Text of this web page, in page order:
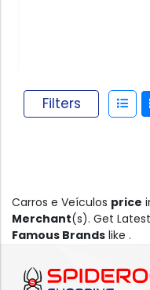
Filters
Carros e Veículos price
Merchant(s). Get
Famous Brands like .